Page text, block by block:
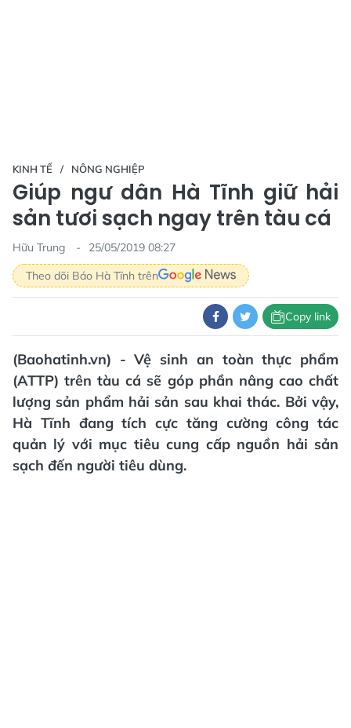
KINH TẾ NÔNG NGHIỆP
Giúp ngư dân Hà Tĩnh giữ hải
sản tươi sạch ngay trên tàu cá
Hữu Trung
25/05/2019 08:27
Theo dõi Báo Hà Tĩnh trên
Copy link
(Baohatinh.vn) - Vệ sinh an toàn thực phẩm
(ATTP) trên tàu cá sẽ góp phần nâng cao chất
lượng sản phẩm hải sản sau khai thác. Bởi vậy,
Hà Tĩnh đang tích cực tăng cường công tác
quản lý với mục tiêu cung cấp nguồn hải sản
sạch đến người tiêu dùng.